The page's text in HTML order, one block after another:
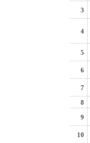
3
4
5
6
7
8
9
10